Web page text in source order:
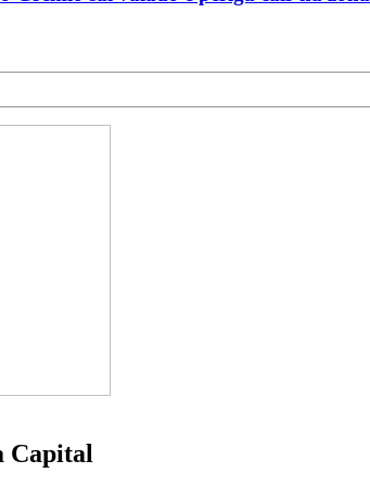
Capital